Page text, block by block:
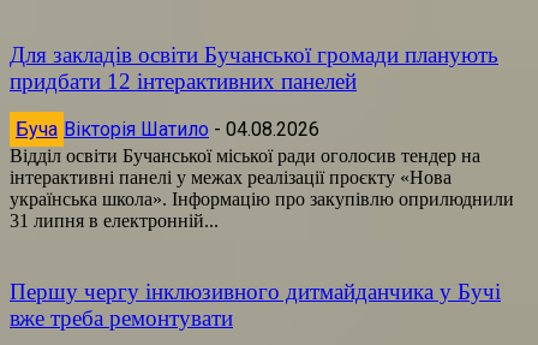
Для закладів освіти Бучанської громади планують
придбати 12 інтерактивних панелей
Буча Вікторія Шатило - 04.08.2026
Відділ освіти Бучанської міської ради оголосив тендер на
інтерактивні панелі у межах реалізації проєкту «Нова
українська школа». Інформацію про закупівлю оприлюднили
31 липня в електронній...
Першу чергу інклюзивного дитмайданчика у Бучі
вже треба ремонтувати